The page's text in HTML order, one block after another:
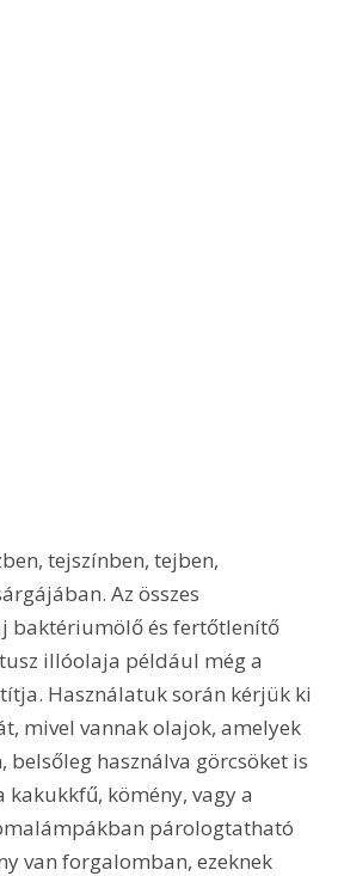
tejszínben, tejben,
Az összes
baktériumölő és fertőtlenítő
illóolaja például még a
Használatuk során kérjük ki
mivel vannak olajok, amelyek
belsőleg használva görcsöket is
kakukkfű, kömény, vagy a
párologtatható
van forgalomban, ezeknek